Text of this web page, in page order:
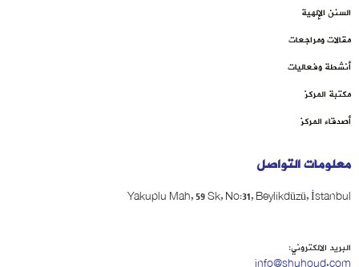
السنن الإلهية
مقالات ومراجعات
أنشطة وفعاليات
مكتبة المركز
أصدقاء المركز
معلومات التواصل
Yakuplu Mah, 59 Sk, No:31, Beylikdüzü, İstanbul
البريد الالكتروني: